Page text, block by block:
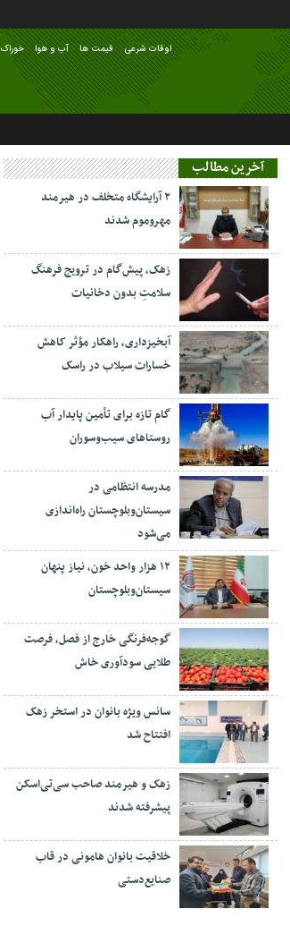
خوراک آب و هوا قیمت ها اوقات شرعی
آخرین مطالب
۲ آرایشگاه متخلف در هیرمند
مهروموم شدند
زهک، پیش‌گام در ترویج فرهنگ
سلامتِ بدون دخانیات
آبخیزداری، راهکار مؤثر کاهش
خسارات سیلاب در راسک
گام تازه برای تأمین پایدار آب
روستاهای سیب‌وسوران
مدرسه انتظامی در
سیستان‌وبلوچستان راه‌اندازی
می‌شود
۱۲ هزار واحد خون، نیاز پنهان
سیستان‌وبلوچستان
گوجه‌فرنگی خارج از فصل، فرصت
طلایی سودآوری خاش
سانس ویژه بانوان در استخر زهک
افتتاح شد
زهک و هیرمند صاحب سی‌تی‌اسکن
پیشرفته شدند
خلاقیت بانوان هامونی در قاب
صنایع‌دستی